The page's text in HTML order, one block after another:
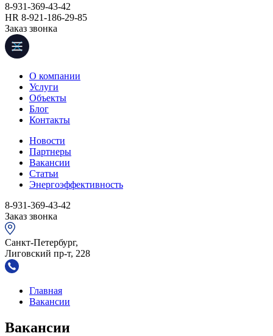
8-931-369-43-42
HR 8-921-186-29-85
Заказ звонка
О компании
Услуги
Объекты
Блог
Контакты
Новости
Партнеры
Вакансии
Статьи
Энергоэффективность
8-931-369-43-42
Заказ звонка
Санкт-Петербург,
Лиговский пр-т, 228
Главная
Вакансии
Вакансии